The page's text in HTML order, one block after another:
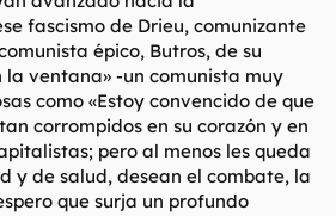
fascismo de Drieu, comunizante
épico, Butros, de su
la ventana» -un comunista muy
como «Estoy convencido de que
corrompidos en su corazón y en
pero al menos les queda
y de salud, desean el combate, la
que surja un profundo